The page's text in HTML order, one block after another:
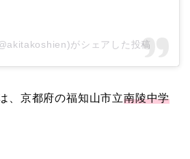
がシェアした投稿
、京都府の福知山市立南陵中学